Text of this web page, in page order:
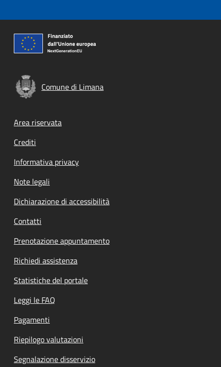
Comune di Limana
Footer menu
Area riservata
Crediti
Informativa privacy
Note legali
Dichiarazione di accessibilità
Contatti
Prenotazione appuntamento
Richiedi assistenza
Statistiche del portale
Leggi le FAQ
Pagamenti
Riepilogo valutazioni
Segnalazione disservizio